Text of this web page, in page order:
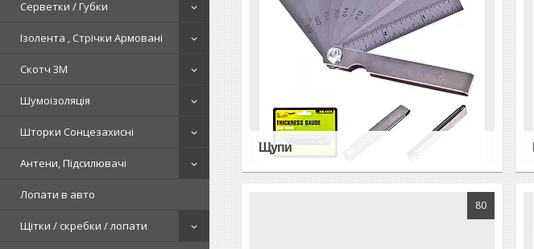
Серветки / Губки
Ізолента , Стрічки Армовані
Скотч 3М
Шумоізоляція
Шторки Сонцезахисні
Антени, Підсилювачі
Лопати в авто
Щітки / скребки / лопати
Щупи
80